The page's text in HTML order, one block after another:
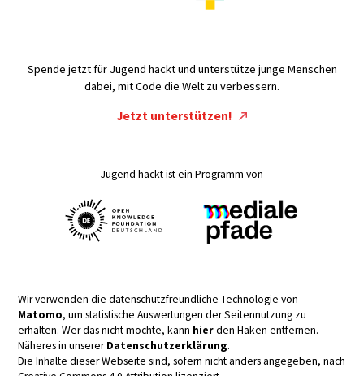
Spende jetzt für Jugend hackt und unterstütze junge Menschen
dabei, mit Code die Welt zu verbessern.
Jetzt unterstützen!
Jugend hackt ist ein Programm von
Wir verwenden die datenschutzfreundliche Technologie von
Matomo, um statistische Auswertungen der Seitennutzung zu
erhalten. Wer das nicht möchte, kann hierden Haken entfernen.
Näheres in unsererDatenschutzerklärung.
Die Inhalte dieser Webseite sind, sofern nicht anders angegeben, nach